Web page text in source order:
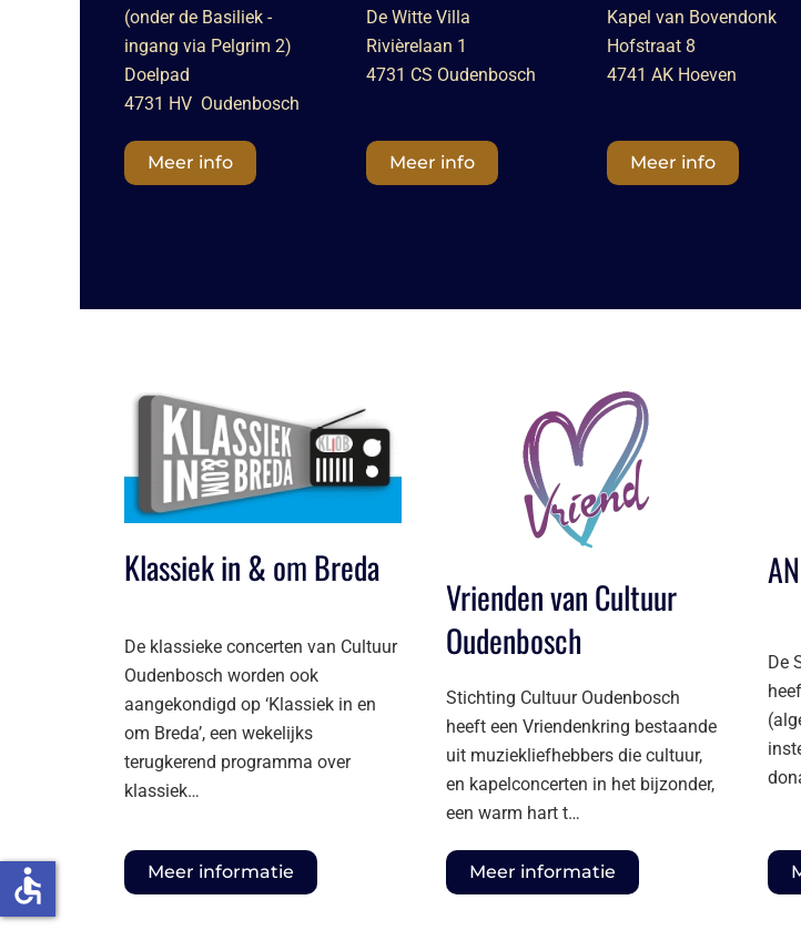
(onder de Basiliek -
ingang via Pelgrim 2)
Doelpad
4731 HV Oudenbosch
Meer info
De Witte Villa
Rivièrelaan 1
4731 CS Oudenbosch
Meer info
Kapel van Bovendonk
Hofstraat 8
4741 AK Hoeven
Meer info
Klassiek in & om Breda
De klassieke concerten van Cultuur
Oudenbosch worden ook
aangekondigd op ‘Klassiek in en
om Breda’, een wekelijks
terugkerend programma over
klassiek…
Meer informatie
Vrienden van Cultuur
Oudenbosch
Stichting Cultuur Oudenbosch
heeft een Vriendenkring bestaande
uit muziekliefhebbers die cultuur,
en kapelconcerten in het bijzonder,
een warm hart t…
Meer informatie
De
accessible